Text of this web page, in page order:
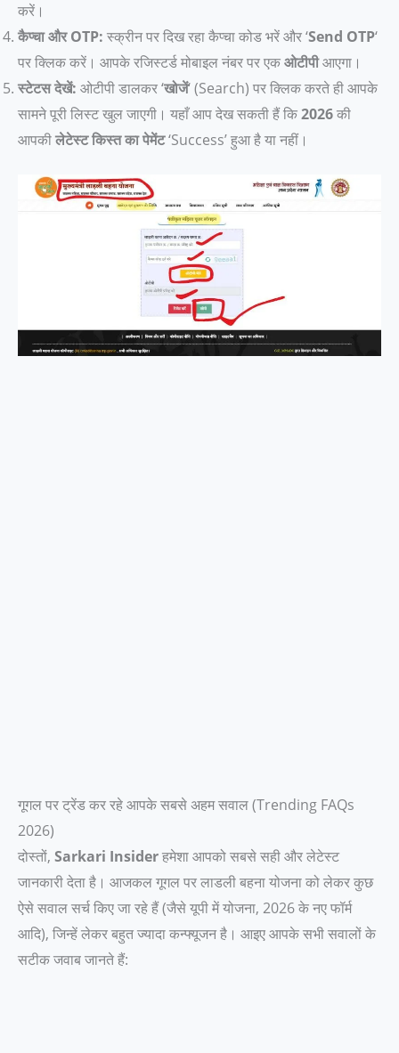
करें।
कैप्चा और OTP: स्क्रीन पर दिख रहा कैप्चा कोड भरें और ‘Send OTP‘
पर क्लिक करें। आपके रजिस्टर्ड मोबाइल नंबर पर एकओटीपीआएगा।
स्टेटस देखें: ओटीपी डालकर ‘खोजें‘ (Search) पर क्लिक करते ही आपके
सामने पूरी लिस्ट खुल जाएगी। यहाँ आप देख सकती हैं कि2026की
आपकीलेटेस्ट किस्त का पेमेंट‘Success’ हुआ है या नहीं।
गूगल पर ट्रेंड कर रहे आपके सबसे अहम सवाल (Trending FAQs
2026)
दोस्तों, Sarkari Insiderहमेशा आपको सबसे सही और लेटेस्ट
जानकारी देता है। आजकल गूगल पर लाडली बहना योजना को लेकर कुछ
ऐसे सवाल सर्च किए जा रहे हैं (जैसे यूपी में योजना, 2026 के नए फॉर्म
आदि), जिन्हें लेकर बहुत ज्यादा कन्फ्यूजन है। आइए आपके सभी सवालों के
सटीक जवाब जानते हैं: